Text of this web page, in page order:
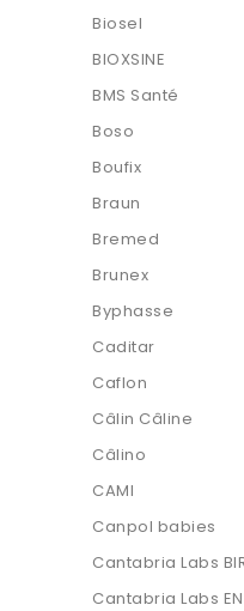
Biosel
BIOXSINE
BMS Santé
Boso
Boufix
Braun
Bremed
Brunex
Byphasse
Caditar
Caflon
Câlin Câline
Câlino
CAMI
Canpol babies
Cantabria Labs
Cantabria Labs